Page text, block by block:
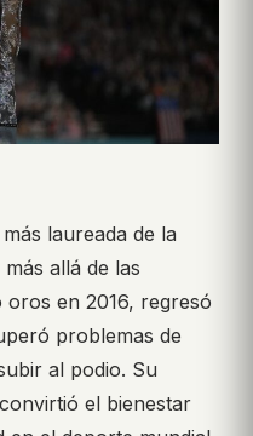
laureada de la
allá de las
en 2016, regresó
problemas de
al podio. Su
el bienestar